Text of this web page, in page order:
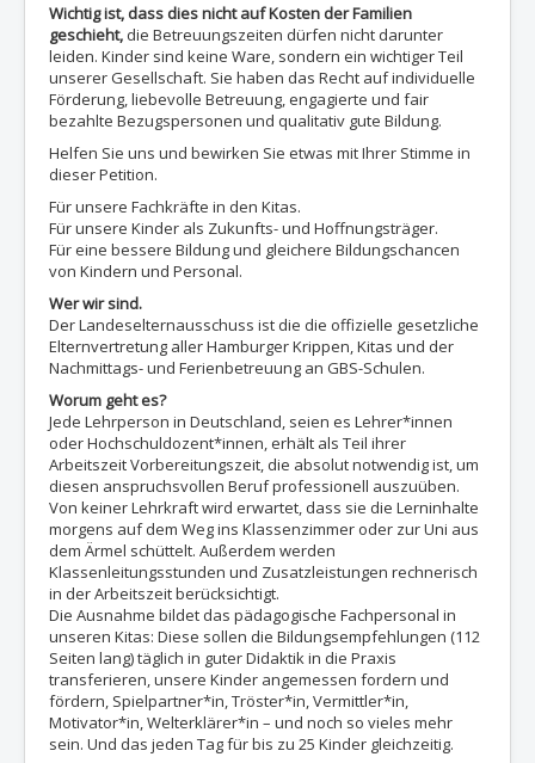
Wichtig ist, dass dies nicht auf Kosten der Familien
geschieht, die Betreuungszeiten dürfen nicht darunter
leiden. Kinder sind keine Ware, sondern ein wichtiger Teil
unserer Gesellschaft. Sie haben das Recht auf individuelle
Förderung, liebevolle Betreuung, engagierte und fair
bezahlte Bezugspersonen und qualitativ gute Bildung.
Helfen Sie uns und bewirken Sie etwas mit Ihrer Stimme in
dieser Petition.
Für unsere Fachkräfte in den Kitas.
Für unsere Kinder als Zukunfts- und Hoffnungsträger.
Für eine bessere Bildung und gleichere Bildungschancen
von Kindern und Personal.
Wer wir sind.
Der Landeselternausschuss ist die die offizielle gesetzliche
Elternvertretung aller Hamburger Krippen, Kitas und der
Nachmittags- und Ferienbetreuung an GBS-Schulen.
Worum geht es?
Jede Lehrperson in Deutschland, seien es Lehrer*innen
oder Hochschuldozent*innen, erhält als Teil ihrer
Arbeitszeit Vorbereitungszeit, die absolut notwendig ist, um
diesen anspruchsvollen Beruf professionell auszuüben.
Von keiner Lehrkraft wird erwartet, dass sie die Lerninhalte
morgens auf dem Weg ins Klassenzimmer oder zur Uni aus
dem Ärmel schüttelt. Außerdem werden
Klassenleitungsstunden und Zusatzleistungen rechnerisch
in der Arbeitszeit berücksichtigt.
Die Ausnahme bildet das pädagogische Fachpersonal in
unseren Kitas: Diese sollen die Bildungsempfehlungen (112
Seiten lang) täglich in guter Didaktik in die Praxis
transferieren, unsere Kinder angemessen fordern und
fördern, Spielpartner*in, Tröster*in, Vermittler*in,
Motivator*in, Welterklärer*in – und noch so vieles mehr
sein. Und das jeden Tag für bis zu 25 Kinder gleichzeitig.